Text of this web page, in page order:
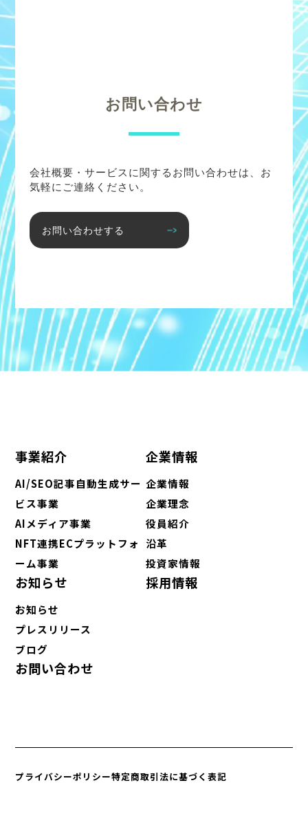
お問い合わせ
会社概要・サービスに関するお問い合わせは、お
気軽にご連絡ください。
お問い合わせする
事業紹介
AI/SEO記事自動生成サー
ビス事業
AIメディア事業
NFT連携ECプラットフォ
ーム事業
企業情報
企業情報
企業理念
役員紹介
沿革
投資家情報
お知らせ
お知らせ
プレスリリース
ブログ
採用情報
お問い合わせ
プライバシーポリシー特定商取引法に基づく表記